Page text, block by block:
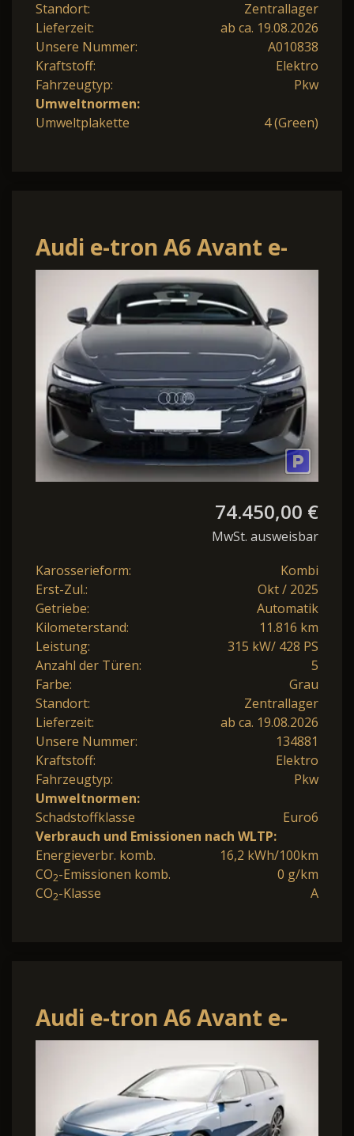
Standort:
Zentrallager
Lieferzeit:
ab ca. 19.08.2026
Unsere Nummer:
A010838
Kraftstoff:
Elektro
Fahrzeugtyp:
Pkw
Umweltnormen:
Umweltplakette
4 (Green)
Audi e-tron A6 Avant e-
tron S line
74.450,00 €
MwSt. ausweisbar
Karosserieform:
Kombi
Erst-Zul.:
Okt / 2025
Getriebe:
Automatik
Kilometerstand:
11.816 km
Leistung:
315 kW/ 428 PS
Anzahl der Türen:
5
Farbe:
Grau
Standort:
Zentrallager
Lieferzeit:
ab ca. 19.08.2026
Unsere Nummer:
134881
Kraftstoff:
Elektro
Fahrzeugtyp:
Pkw
Umweltnormen:
Schadstoffklasse
Euro6
Verbrauch und Emissionen nach WLTP:
Energieverbr. komb.
16,2 kWh/100km
CO2-Emissionen komb.
0 g/km
CO2-Klasse A
Audi e-tron A6 Avant e-
tron edition one blue
HeadUp/Matrix/L